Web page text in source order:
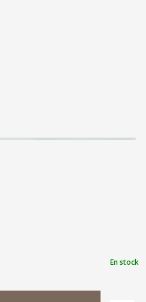
En stock